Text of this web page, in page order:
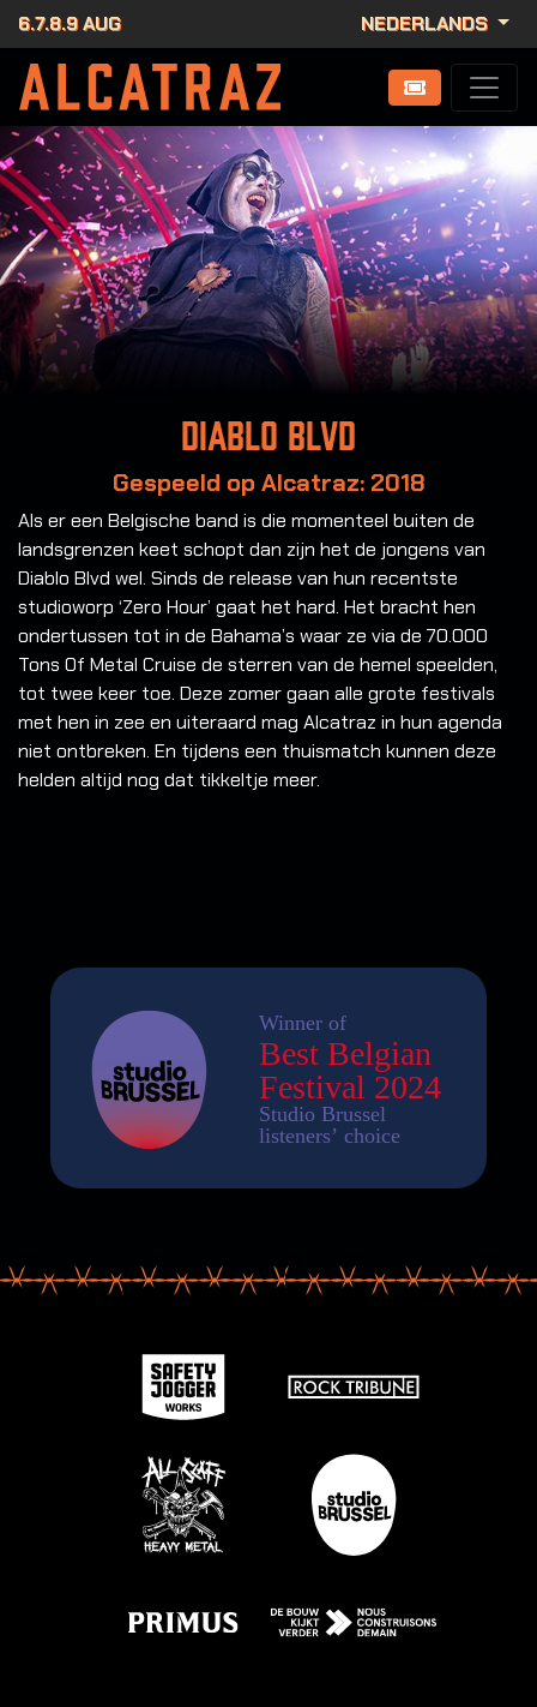
6.7.8.9 AUG NEDERLANDS
Diablo Blvd
Gespeeld op Alcatraz: 2018
Als er een Belgische band is die momenteel buiten de
landsgrenzen keet schopt dan zijn het de jongens van
Diablo Blvd wel. Sinds de release van hun recentste
studioworp ‘Zero Hour’ gaat het hard. Het bracht hen
ondertussen tot in de Bahama’s waar ze via de 70.000
Tons Of Metal Cruise de sterren van de hemel speelden,
tot twee keer toe. Deze zomer gaan alle grote festivals
met hen in zee en uiteraard mag Alcatraz in hun agenda
niet ontbreken. En tijdens een thuismatch kunnen deze
helden altijd nog dat tikkeltje meer.